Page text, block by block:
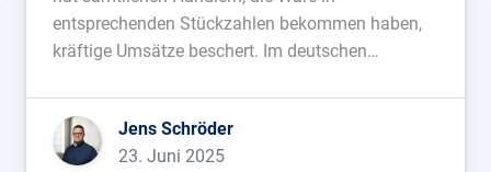
entsprechenden Stückzahlen bekommen haben,
kräftige Umsätze beschert. Im deutschen
Daten in den Wochen rund um den Releasetag der
Umsatzbringer Nummer 1. Auch in Großbritannien
und Frankreich ist die Konsole Tabellenführer.
Jens Schröder
23. Juni 2025